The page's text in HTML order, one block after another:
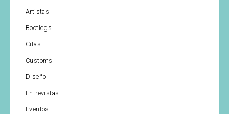
Artistas
Bootlegs
Citas
Customs
Diseño
Entrevistas
Eventos